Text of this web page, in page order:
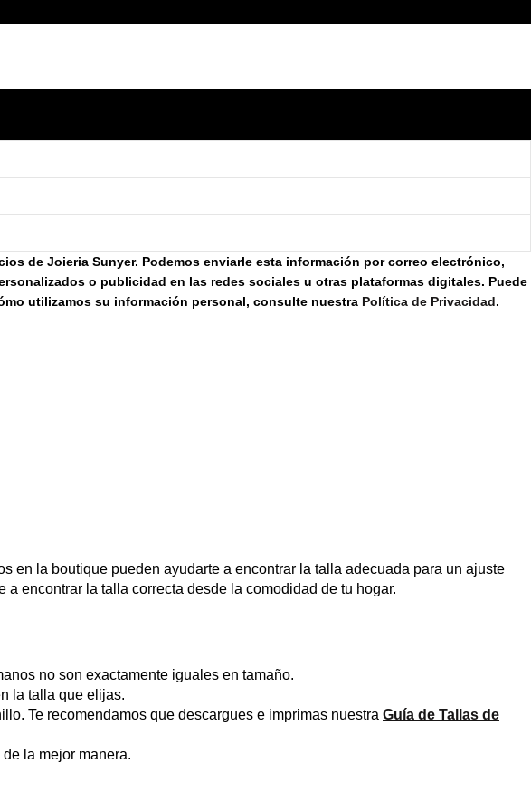
de Joieria Sunyer. Podemos enviarle esta información por correo electrónico,
o publicidad en las redes sociales u otras plataformas digitales. Puede
utilizamos su información personal, consulte nuestra Política de Privacidad.
en la boutique pueden ayudarte a encontrar la talla adecuada para un ajuste
encontrar la talla correcta desde la comodidad de tu hogar.
no son exactamente iguales en tamaño.
la talla que elijas.
Te recomendamos que descargues e imprimas nuestra Guía de Tallas de
la mejor manera.